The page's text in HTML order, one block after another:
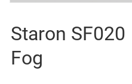
Staron SF020
Fog